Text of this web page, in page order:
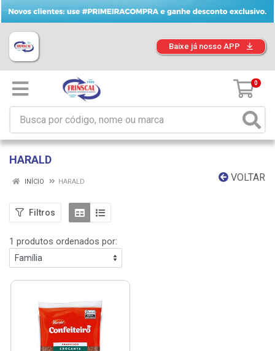
Baixe já nosso APP
0
HARALD
VOLTAR
INÍCIO HARALD
Filtros
1 produtos ordenados por: